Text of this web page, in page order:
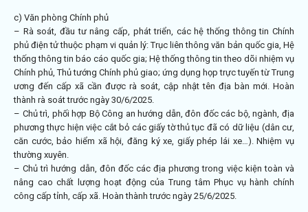
c) Văn phòng Chính phủ
– Rà soát, đầu tư nâng cấp, phát triển, các hệ thống thông tin Chính
phủ điện tử thuộc phạm vi quản lý: Trục liên thông văn bản quốc gia, Hệ
thống thông tin báo cáo quốc gia; Hệ thống thông tin theo dõi nhiệm vụ
Chính phủ, Thủ tướng Chính phủ giao; ứng dụng họp trực tuyến từ Trung
ương đến cấp xã cần được rà soát, cập nhật tên địa bàn mới. Hoàn
thành rà soát trước ngày 30/6/2025.
– Chủ trì, phối hợp Bộ Công an hướng dẫn, đôn đốc các bộ, ngành, địa
phương thực hiện việc cắt bỏ các giấy tờ thủ tục đã có dữ liệu (dân cư,
căn cước, bảo hiểm xã hội, đăng ký xe, giấy phép lái xe…). Nhiệm vụ
thường xuyên.
– Chủ trì hướng dẫn, đôn đốc các địa phương trong việc kiện toàn và
nâng cao chất lượng hoạt động của Trung tâm Phục vụ hành chính
công cấp tỉnh, cấp xã. Hoàn thành trước ngày 25/6/2025.